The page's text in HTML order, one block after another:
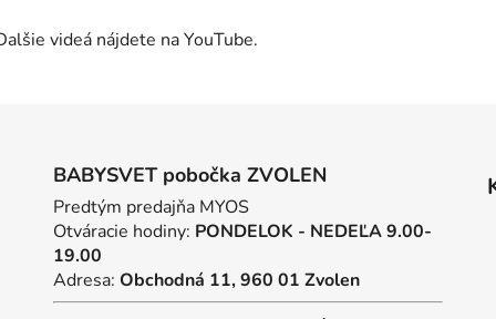
videá nájdete na YouTube.
BABYSVET pobočka ZVOLEN
Predtým predajňa MYOS
Otváracie hodiny: PONDELOK - NEDEĽA 9.00-
19.00
Adresa: Obchodná 11, 960 01 Zvolen